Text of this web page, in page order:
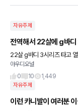
자유주제
전역해서 22살에 g바디
22살 g바디 3시리즈 타고 열심
놀러가서 g바디 3시리즈 앞에서
20살인척 아빠가 사줬어
아우디오널
0
10 1,449
자유주제
이런 카니발이 여러분